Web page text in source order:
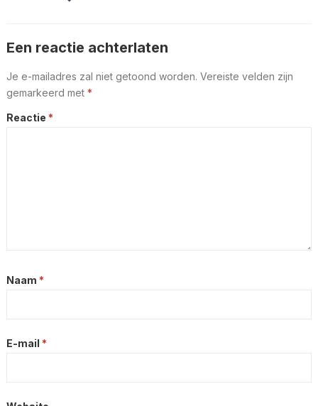
Een reactie achterlaten
Je e-mailadres zal niet getoond worden. Vereiste velden zijn
gemarkeerd met *
Reactie *
Naam *
E-mail *